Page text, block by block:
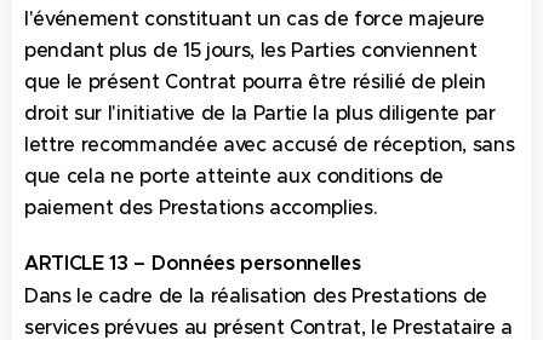
l'événement constituant un cas de force majeure
pendant plus de 15 jours, les Parties conviennent
que le présent Contrat pourra être résilié de plein
droit sur l'initiative de la Partie la plus diligente par
lettre recommandée avec accusé de réception, sans
que cela ne porte atteinte aux conditions de
paiement des Prestations accomplies.
ARTICLE 13 – Données personnelles
Dans le cadre de la réalisation des Prestations de
services prévues au présent Contrat, le Prestataire a